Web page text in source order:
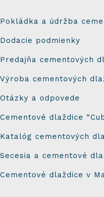
Pokládka a údržba
Dodacie podmienky
Predajňa cementových
Výroba cementových
Otázky a odpovede
Cementové dlaždice
Katalóg cementových
Secesia a cementové
Cementové dlaždice v